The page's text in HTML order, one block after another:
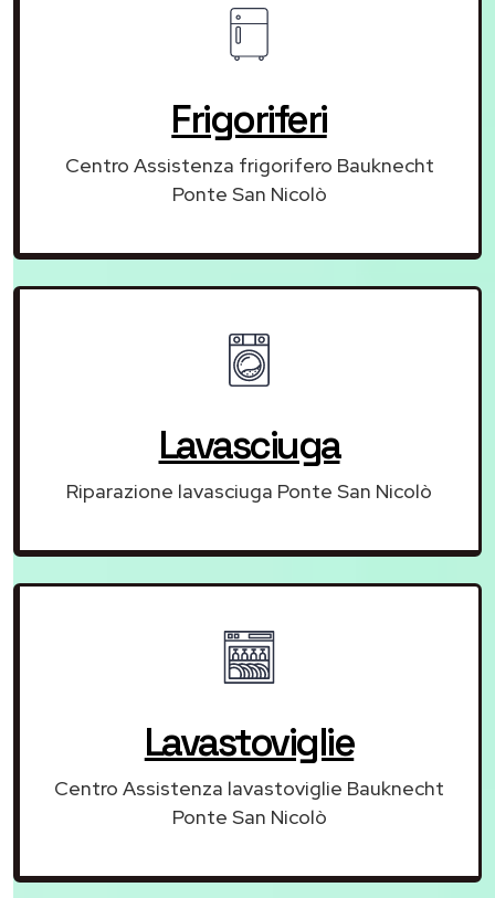
Frigoriferi
Centro Assistenza frigorifero Bauknecht
Ponte San Nicolò
Lavasciuga
Riparazione lavasciuga Ponte San Nicolò
Lavastoviglie
Centro Assistenza lavastoviglie Bauknecht
Ponte San Nicolò